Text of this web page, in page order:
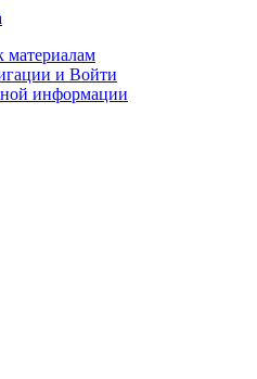
материалам
и Войти
информации